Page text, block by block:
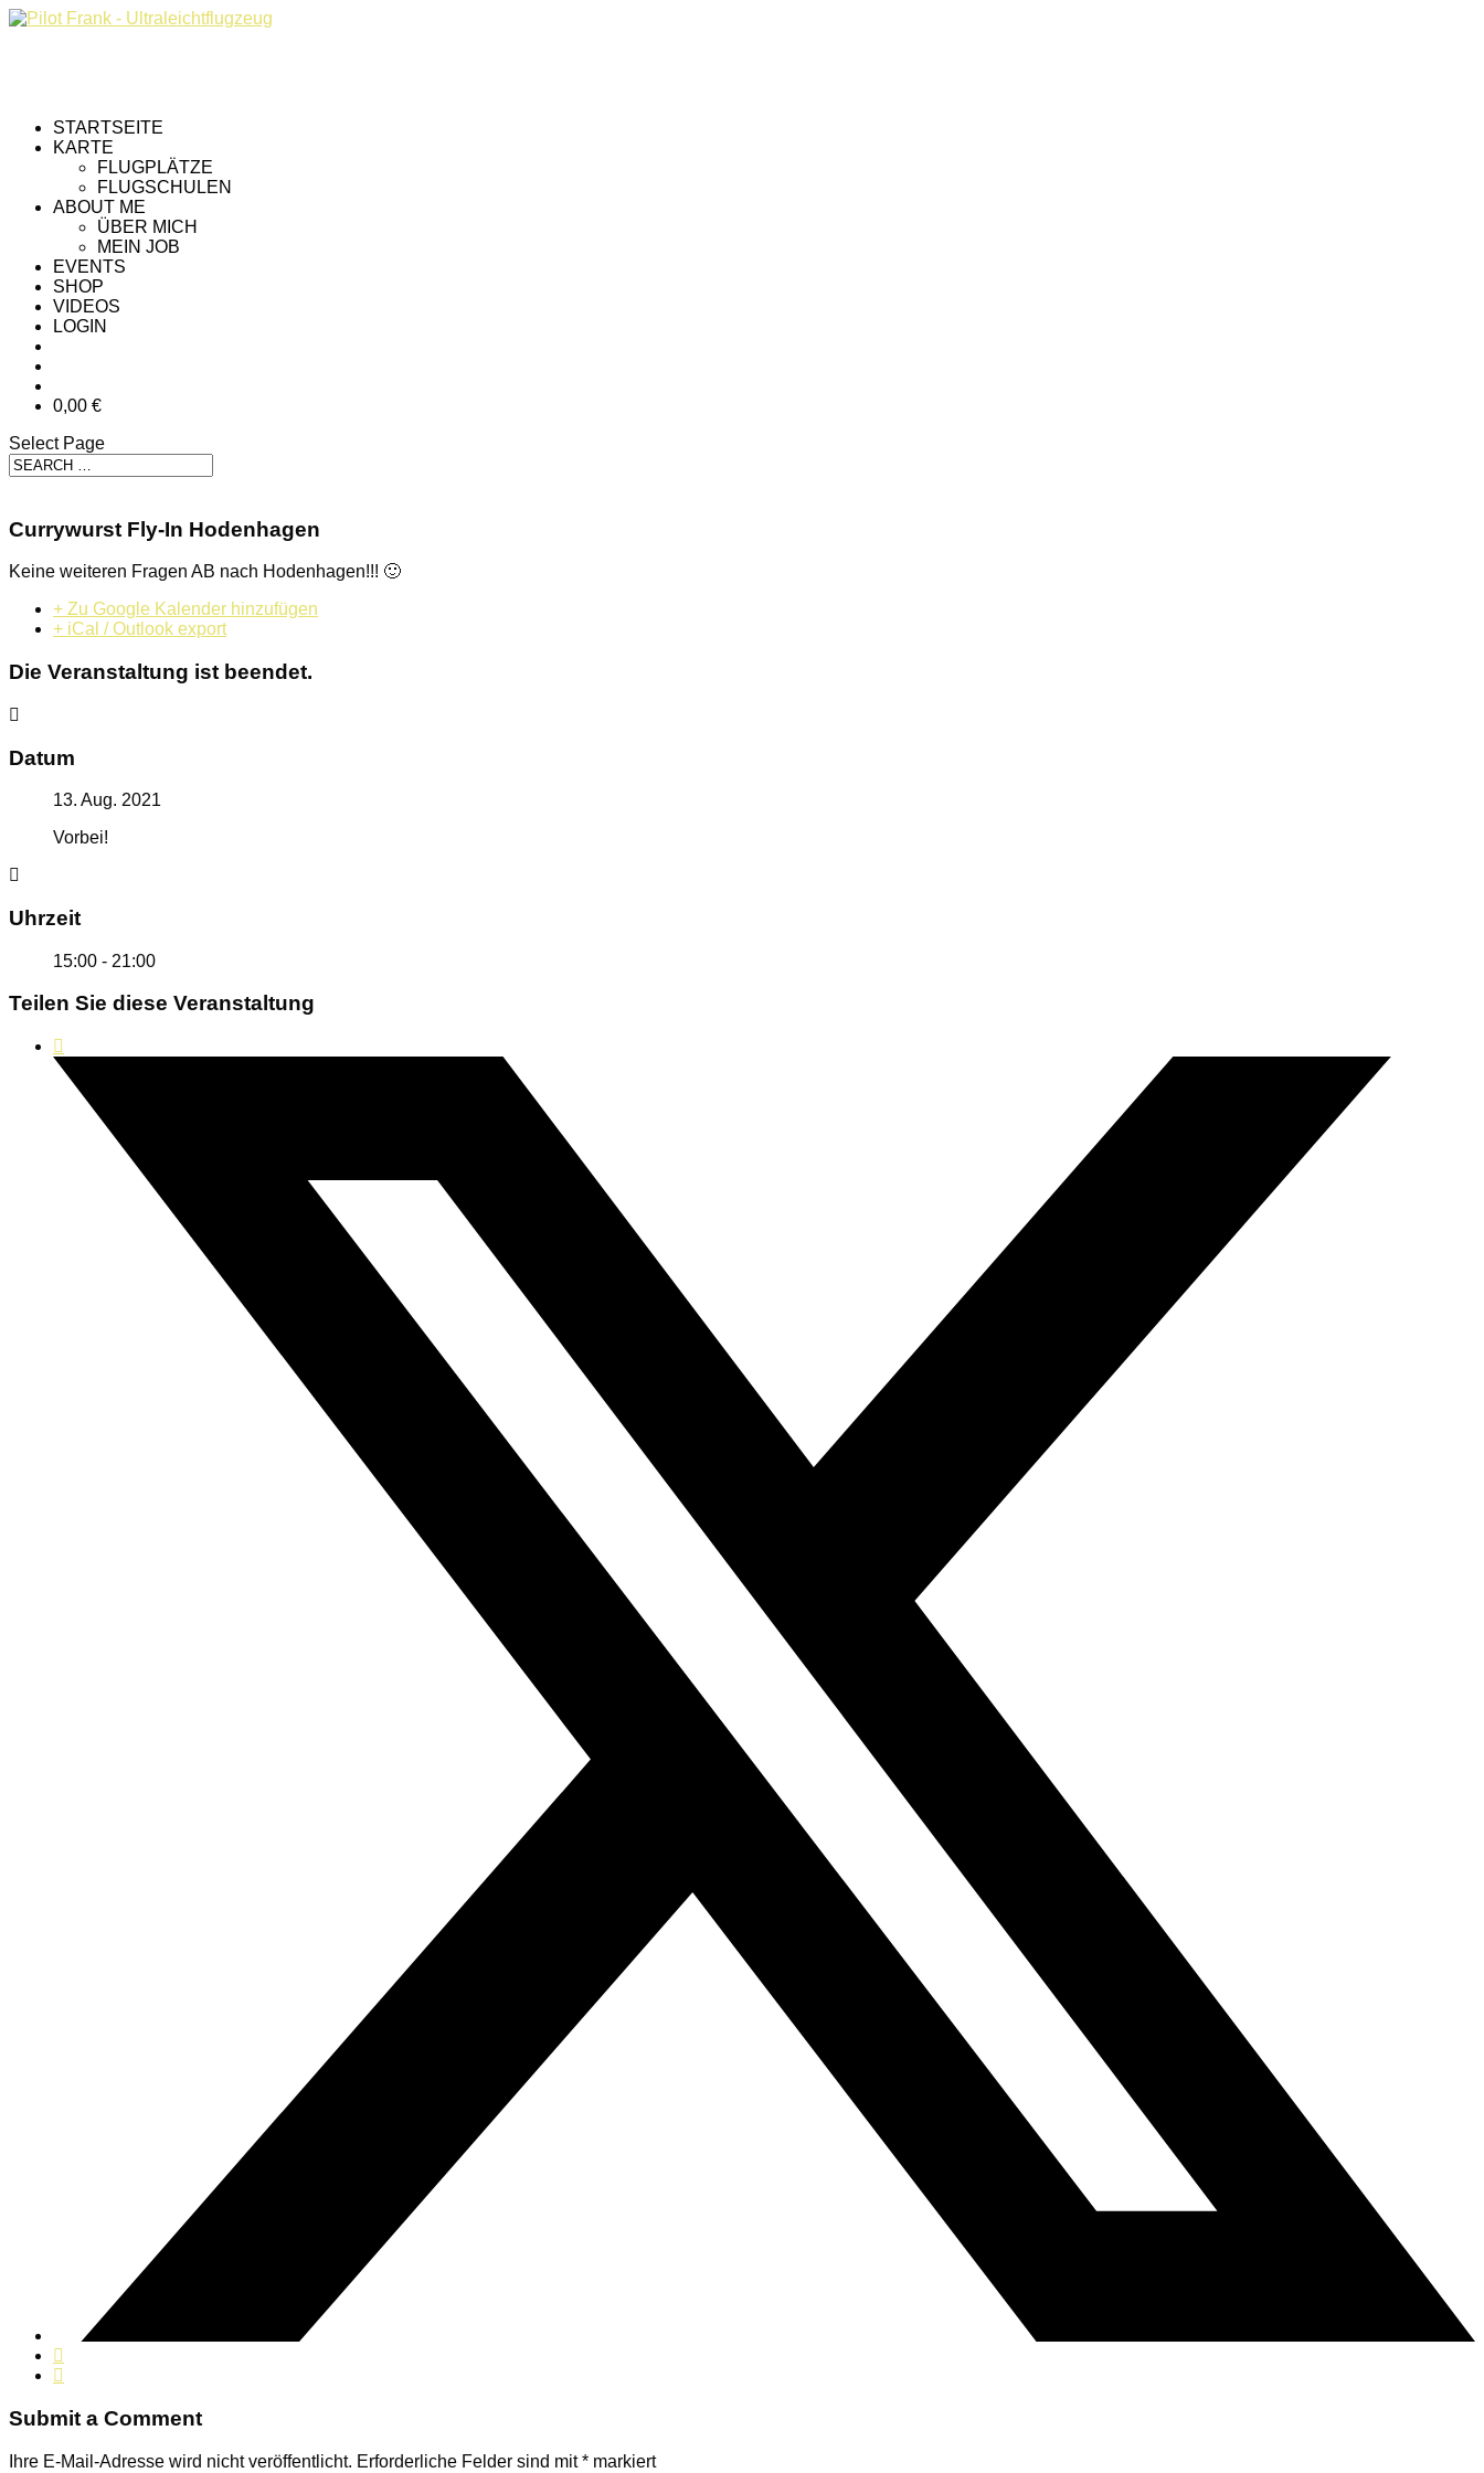
STARTSEITE
KARTE
FLUGPLÄTZE
FLUGSCHULEN
ABOUT ME
ÜBER MICH
MEIN JOB
EVENTS
SHOP
VIDEOS
LOGIN
0,00 €
Select Page
Currywurst Fly-In Hodenhagen
Keine weiteren Fragen AB nach Hodenhagen!!! 🙂
+ Zu Google Kalender hinzufügen
+ iCal / Outlook export
Die Veranstaltung ist beendet.
Datum
13. Aug. 2021
Vorbei!
Uhrzeit
15:00 - 21:00
Teilen Sie diese Veranstaltung
Submit a Comment
Ihre E-Mail-Adresse wird nicht veröffentlicht. Erforderliche Felder sind mit* markiert